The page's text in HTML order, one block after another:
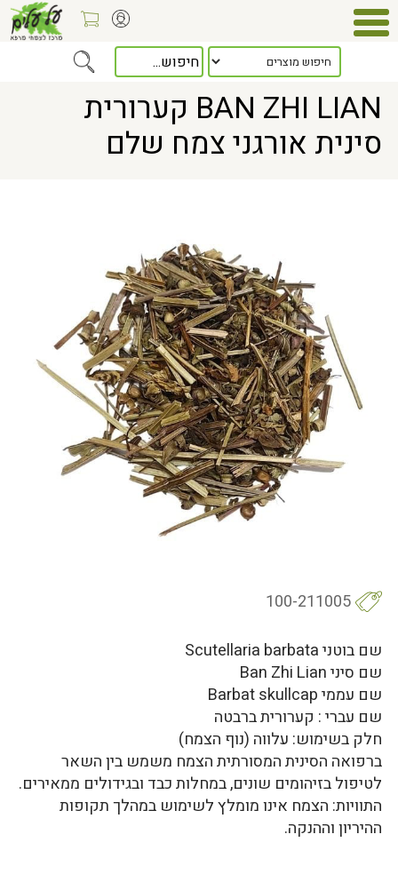
Home> BAN ZHI LIAN קערורית סינית אורגני צמח שלם
BAN ZHI LIAN קערורית
סינית אורגני צמח שלם
100-211005
שם בוטני Scutellaria barbata
שם סיני Ban Zhi Lian
שם עממי Barbat skullcap
שם עברי : קערורית ברבטה
חלק בשימוש: עלווה (נוף הצמח)
ברפואה הסינית המסורתית הצמח משמש בין השאר
לטיפול בזיהומים שונים, במחלות כבד ובגידולים ממאירים.
התוויות: הצמח אינו מומלץ לשימוש במהלך תקופות
ההיריון וההנקה.